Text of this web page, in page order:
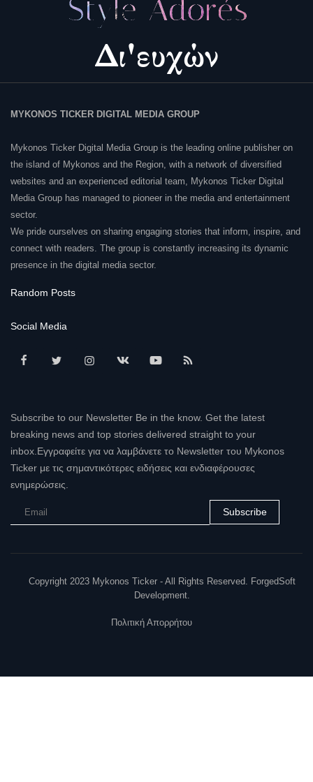
MYKONOS TICKER DIGITAL MEDIA GROUP
Mykonos Ticker Digital Media Group is the leading online publisher on
the island of Mykonos and the Region, with a network of diversified
websites and an experienced editorial team, Mykonos Ticker Digital
Media Group has managed to pioneer in the media and entertainment
sector.
We pride ourselves on sharing engaging stories that inform, inspire, and
connect with readers. The group is constantly increasing its dynamic
presence in the digital media sector.
Random Posts
Social Media
Subscribe to our Newsletter Be in the know. Get the latest
breaking news and top stories delivered straight to your
inbox.Εγγραφείτε για να λαμβάνετε το Newsletter του Mykonos
Ticker με τις σημαντικότερες ειδήσεις και ενδιαφέρουσες
ενημερώσεις.
Subscribe
Copyright 2023 Mykonos Ticker - All Rights Reserved. ForgedSoft
Development.
Πολιτική Απορρήτου